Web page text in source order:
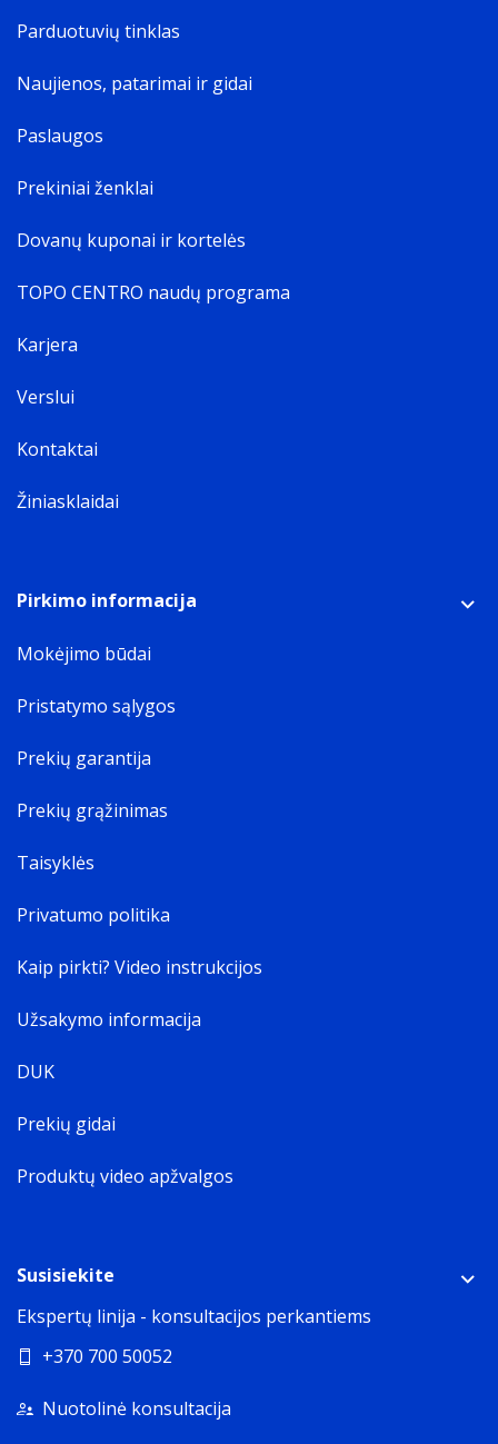
Parduotuvių tinklas
Naujienos, patarimai ir gidai
Paslaugos
Prekiniai ženklai
Dovanų kuponai ir kortelės
TOPO CENTRO naudų programa
Karjera
Verslui
Kontaktai
Žiniasklaidai
Pirkimo informacija
Mokėjimo būdai
Pristatymo sąlygos
Prekių garantija
Prekių grąžinimas
Taisyklės
Privatumo politika
Kaip pirkti? Video instrukcijos
Užsakymo informacija
DUK
Prekių gidai
Produktų video apžvalgos
Susisiekite
Ekspertų linija - konsultacijos perkantiems
+370 700 50052
Nuotolinė konsultacija